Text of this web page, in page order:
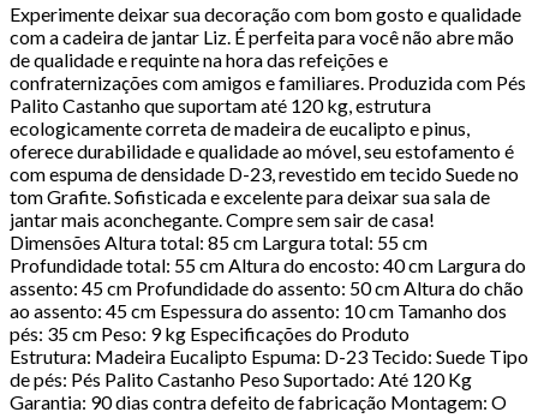
Experimente deixar sua decoração com bom gosto e qualidade
com a cadeira de jantar Liz. É perfeita para você não abre mão
de qualidade e requinte na hora das refeições e
confraternizações com amigos e familiares. Produzida com Pés
Palito Castanho que suportam até 120 kg, estrutura
ecologicamente correta de madeira de eucalipto e pinus,
oferece durabilidade e qualidade ao móvel, seu estofamento é
com espuma de densidade D-23, revestido em tecido Suede no
tom Grafite. Sofisticada e excelente para deixar sua sala de
jantar mais aconchegante. Compre sem sair de casa!
Dimensões Altura total: 85 cm Largura total: 55 cm
Profundidade total: 55 cm Altura do encosto: 40 cm Largura do
assento: 45 cm Profundidade do assento: 50 cm Altura do chão
ao assento: 45 cm Espessura do assento: 10 cm Tamanho dos
pés: 35 cm Peso: 9 kg Especificações do Produto
Estrutura: Madeira Eucalipto Espuma: D-23 Tecido: Suede Tipo
de pés: Pés Palito Castanho Peso Suportado: Até 120 Kg
Garantia: 90 dias contra defeito de fabricação Montagem: O